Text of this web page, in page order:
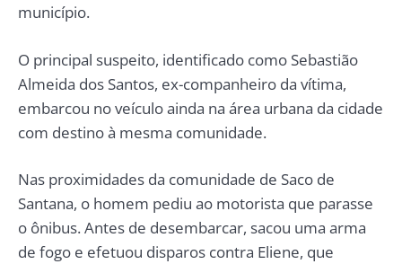
município.
O principal suspeito, identificado como Sebastião
Almeida dos Santos, ex-companheiro da vítima,
embarcou no veículo ainda na área urbana da cidade
com destino à mesma comunidade.
Nas proximidades da comunidade de Saco de
Santana, o homem pediu ao motorista que parasse
o ônibus. Antes de desembarcar, sacou uma arma
de fogo e efetuou disparos contra Eliene, que